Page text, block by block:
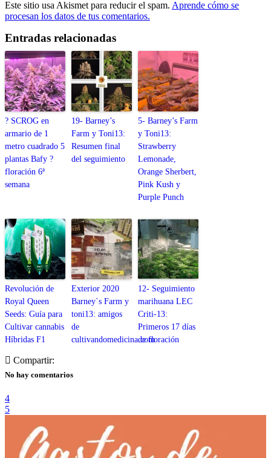
Este sitio usa Akismet para reducir el spam. Aprende cómo se
procesan los datos de tus comentarios.
Entradas relacionadas
? SCROG en
armario de 1
metro cuadrado 5
plantas Bafy ?
floración 6ª
semana
19- Barney’s
Farm y Toni13:
Resumen final
del seguimiento
5- Barney’s Farm
y Toni13:
Strawberry
Lemonade,
Orange Sherbert,
Pink Kush y
Purple Punch
Revolución de
Royal Queen
Seeds: Guía para
Cultivar cannabis
Híbridas F1
Exterior 2020
Barney`s Farm y
toni13: amigos
de
cultivandomedicina.com
12- Seguimiento
marihuana LEC
Criti-13:
Primeros 17 días
de floración
Compartir:
No hay comentarios